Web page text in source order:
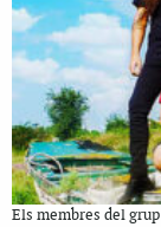
Els membres del